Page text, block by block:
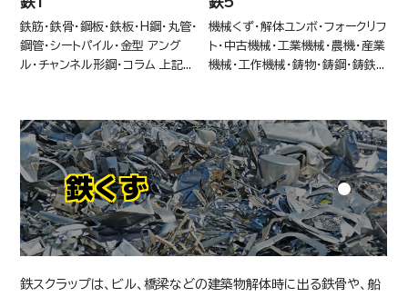
鉄筋・鉄骨・鋼板・鉄板・H鋼・丸管・
鋼管・シートパイル・金型 アング
ル・チャンネル形鋼・コラム 上記...
機械くず・解体ユンボ・フォークリフ
ト・中古機械・工業機械・農機・産業
機械・工作機械・鋳物・鋳鋼・鋳鉄...
鉄くず
鉄スクラップは、ビル、橋梁などの建築物解体時に出る鉄骨や、船